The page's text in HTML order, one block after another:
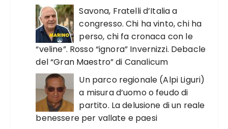
Savona, Fratelli d’Italia a
congresso. Chi ha vinto, chi ha
perso, chi fa cronaca con le
“veline”. Rosso “ignora” Invernizzi. Debacle
del “Gran Maestro” di Canalicum
Un parco regionale (Alpi Liguri)
a misura d’uomo o feudo di
partito. La delusione di un reale
benessere per vallate e paesi